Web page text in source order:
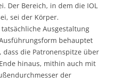
Der Bereich, in dem die IOL
sei der Körper.
Ausgestaltung
behauptet
dass die Patronenspitze über
hinaus, mithin auch mit
der